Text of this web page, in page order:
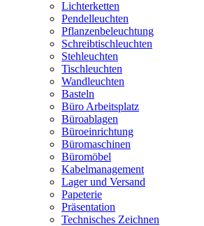
Lichterketten
Pendelleuchten
Pflanzenbeleuchtung
Schreibtischleuchten
Stehleuchten
Tischleuchten
Wandleuchten
Basteln
Büro Arbeitsplatz
Büroablagen
Büroeinrichtung
Büromaschinen
Büromöbel
Kabelmanagement
Lager und Versand
Papeterie
Präsentation
Technisches Zeichnen